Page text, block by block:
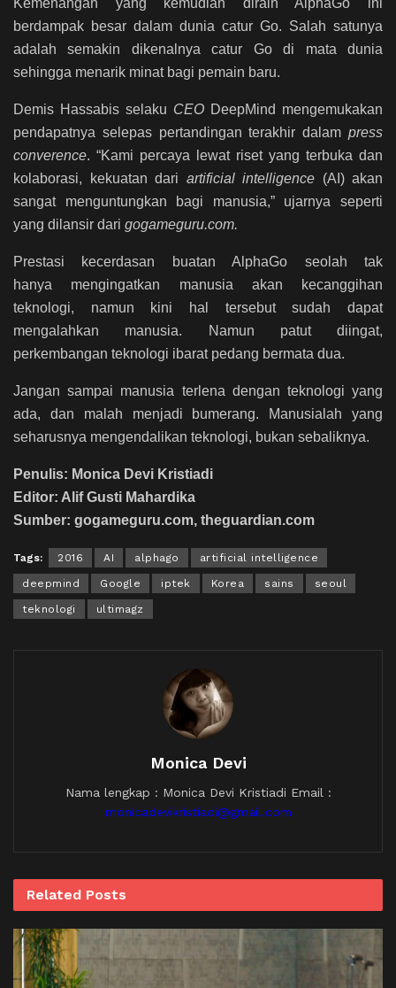
berdampak besar dalam dunia catur Go. Salah satunya
adalah semakin dikenalnya catur Go di mata dunia
sehingga menarik minat bagi pemain baru.
Demis Hassabis selaku CEO DeepMind mengemukakan
pendapatnya selepas pertandingan terakhir dalam press
converence. “Kami percaya lewat riset yang terbuka dan
kolaborasi, kekuatan dari artificial intelligence (AI) akan
sangat menguntungkan bagi manusia,” ujarnya seperti
yang dilansir dari gogameguru.com.
Prestasi kecerdasan buatan AlphaGo seolah tak
hanya mengingatkan manusia akan kecanggihan
teknologi, namun kini hal tersebut sudah dapat
mengalahkan manusia. Namun patut diingat,
perkembangan teknologi ibarat pedang bermata dua.
Jangan sampai manusia terlena dengan teknologi yang
ada, dan malah menjadi bumerang. Manusialah yang
seharusnya mengendalikan teknologi, bukan sebaliknya.
Penulis: Monica Devi Kristiadi
Editor: Alif Gusti Mahardika
Sumber: gogameguru.com, theguardian.com
Tags: 2016 AI alphago artificial intelligence
deepmind Google iptek Korea sains seoul
teknologi ultimagz
Monica Devi
Nama lengkap : Monica Devi Kristiadi Email :
monicadevikristiadi@gmail.com
Related Posts